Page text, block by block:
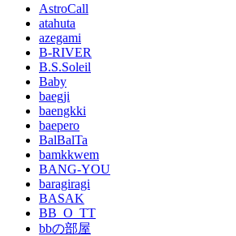
AstroCall
atahuta
azegami
B-RIVER
B.S.Soleil
Baby
baegji
baengkki
baepero
BalBalTa
bamkkwem
BANG-YOU
baragiragi
BASAK
BB_O_TT
bbの部屋